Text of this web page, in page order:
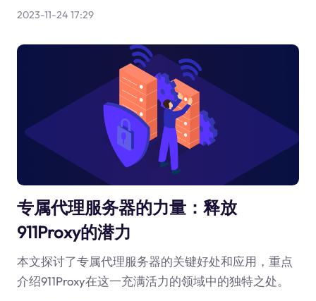
2023-11-24 17:29
专属代理服务器的力量：释放
911Proxy的潜力
本文探讨了专属代理服务器的关键好处和应用，重点
介绍911Proxy在这一充满活力的领域中的独特之处。